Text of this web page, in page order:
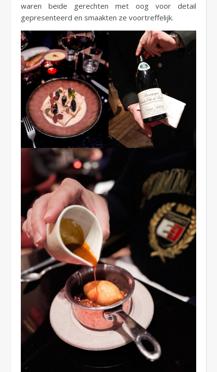
waren beide gerechten met oog voor detail
gepresenteerd en smaakten ze voortreffelijk.